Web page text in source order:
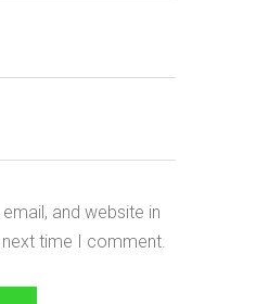
and website in
time I comment.